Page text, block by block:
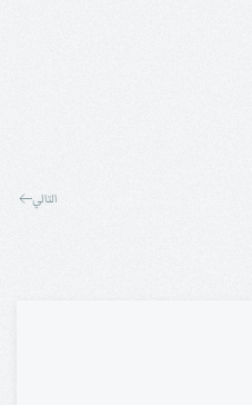
التالي